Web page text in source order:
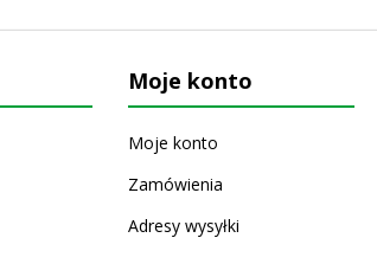
Moje konto
Moje konto
Zamówienia
Adresy wysyłki